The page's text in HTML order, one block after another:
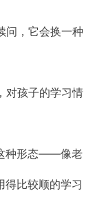
问，它会换一种
对孩子的学习情
种形态——像老
得比较顺的学习